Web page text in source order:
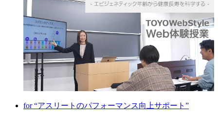
for “アスリートのパフォーマンス向上サポート”